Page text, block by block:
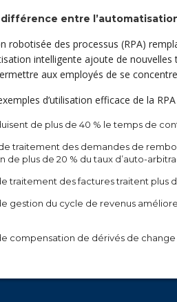
entre
robotisée des processus (RPA)
intelligente ajoute de nouvelles
aux employés de se
d’utilisation efficace de la RPA
de plus de 40 % le temps de
traitement des demandes de
de plus de 20 % du taux d’auto-
traitement des factures traitent plus
gestion du cycle de revenus
compensation de dérivés de